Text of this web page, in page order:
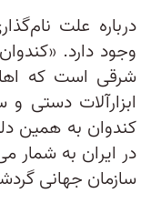
درباره علت
وجود دارد.
شرقی است که
ابزارآلات دستی
کندوان به همین
در ایران به شمار
سازمان جهانی